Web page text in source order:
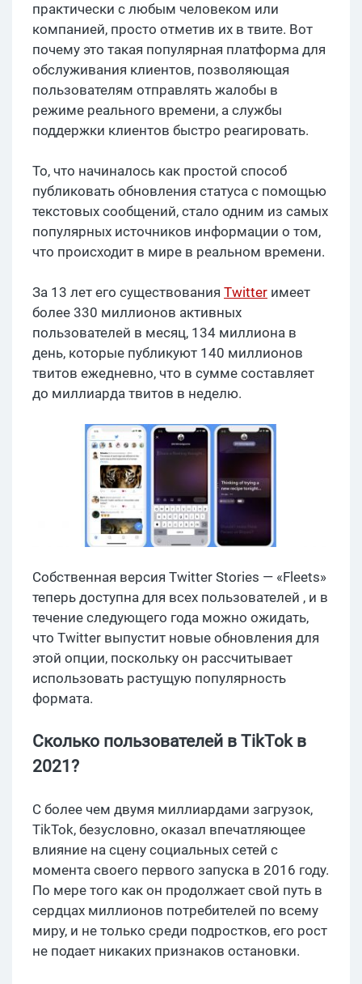
практически с любым человеком или
компанией, просто отметив их в твите. Вот
почему это такая популярная платформа для
обслуживания клиентов, позволяющая
пользователям отправлять жалобы в
режиме реального времени, а службы
поддержки клиентов быстро реагировать.
То, что начиналось как простой способ
публиковать обновления статуса с помощью
текстовых сообщений, стало одним из самых
популярных источников информации о том,
что происходит в мире в реальном времени.
За 13 лет его существования Twitter имеет
более 330 миллионов активных
пользователей в месяц, 134 миллиона в
день, которые публикуют 140 миллионов
твитов ежедневно, что в сумме составляет
до миллиарда твитов в неделю.
Собственная версия Twitter Stories — «Fleets»
теперь доступна для всех пользователей , и в
течение следующего года можно ожидать,
что Twitter выпустит новые обновления для
этой опции, поскольку он рассчитывает
использовать растущую популярность
формата.
Сколько пользователей в TikTok в
2021?
С более чем двумя миллиардами загрузок,
TikTok, безусловно, оказал впечатляющее
влияние на сцену социальных сетей с
момента своего первого запуска в 2016 году.
По мере того как он продолжает свой путь в
сердцах миллионов потребителей по всему
миру, и не только среди подростков, его рост
не подает никаких признаков остановки.